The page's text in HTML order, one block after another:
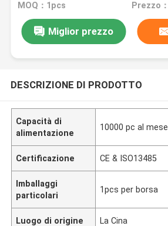
MOQ：1pcs
Miglior prezzo
DESCRIZIONE DI PRODOTTO
Capacità di
alimentazione
10000 pc al mese
Certificazione CE & ISO13485
Imballaggi
particolari
1pcs per borsa
Luogo di origine La Cina